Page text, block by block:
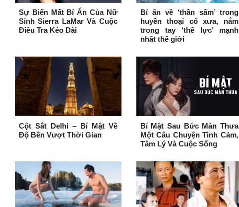
Sự Biến Mất Bí Ẩn Của Nữ
Sinh Sierra LaMar Và Cuộc
Điều Tra Kéo Dài
Bí ẩn về ‘thần sấm’ trong
huyền thoại cổ xưa, nắm
trong tay ‘thế lực’ mạnh
nhất thế giới
Cột Sắt Delhi – Bí Mật Về
Độ Bền Vượt Thời Gian
Bí Mật Sau Bức Màn Thưa
Một Câu Chuyện Tình Cảm,
Tâm Lý Và Cuộc Sống